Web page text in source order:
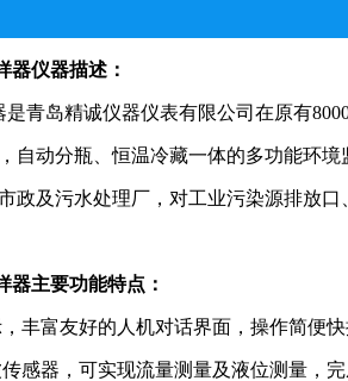
器仪器描述：
青岛精诚仪器仪表有限公司在原有
自动分瓶、恒温冷藏一体的多功能环
政及污水处理厂，对工业污染源排放
器主要功能特点：
丰富友好的人机对话界面，操作简便
感器，可实现流量测量及液位测量，